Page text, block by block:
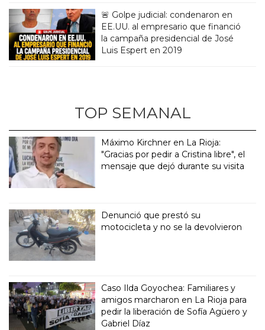
🚨 Golpe judicial: condenaron en
EE.UU. al empresario que financió
la campaña presidencial de José
Luis Espert en 2019
TOP SEMANAL
Máximo Kirchner en La Rioja:
"Gracias por pedir a Cristina libre", el
mensaje que dejó durante su visita
Denunció que prestó su
motocicleta y no se la devolvieron
Caso Ilda Goyochea: Familiares y
amigos marcharon en La Rioja para
pedir la liberación de Sofía Agüero y
Gabriel Díaz